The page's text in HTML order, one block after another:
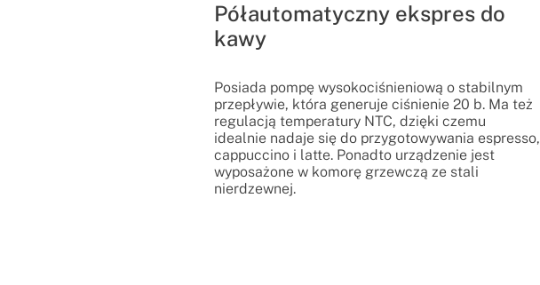
Półautomatyczny ekspres do
kawy
Posiada pompę wysokociśnieniową o stabilnym
przepływie, która generuje ciśnienie 20 b. Ma też
regulacją temperatury NTC, dzięki czemu
idealnie nadaje się do przygotowywania espresso,
cappuccino i latte. Ponadto urządzenie jest
wyposażone w komorę grzewczą ze stali
nierdzewnej.